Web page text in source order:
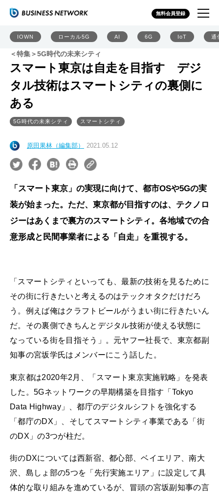
無料会員登録
IOWN ローカル5G AI 6G IoT 通
＜特集＞5G時代の未来シティ
スマート東京は自走を目指す デジ
タル技術はスマートシティの裏側に
ある
5G時代の未来シティ スマートシティ
原田果林（編集部） 2021.05.12
「スマート東京」の実現に向けて、都市OSや5Gの実
装が始まった。ただ、東京都が目指すのは、テクノロ
ジーはあくまで裏方のスマートシティ。各地域での合
意形成と民間事業者による「自走」を重視する。
「スマートシティといっても、最新の技術を見るために
その街に行きたいと考えるのはテックオタクだけだろ
う。例えば俺はクラフトビールがうまい街に行きたいん
だ。その裏側できちんとデジタル技術が使える状態に
なっている街を目指そう」。元ヤフー社長で、東京都副
知事の宮坂学氏はメンバーにこう話した。
東京都は2020年2月、「スマート東京実施戦略」を発表
した。5Gネットワークの早期構築を目指す「Tokyo
Data Highway」、都庁のデジタルシフトを強化する
「都庁のDX」、そしてスマートシティ事業である「街
のDX」の3つが柱だ。
街のDXについては西新宿、都心部、ベイエリア、南大
沢、島しょ部の5つを「先行実施エリア」に設定して具
体的な取り組みを進めているが、冒頭の宮坂副知事の言